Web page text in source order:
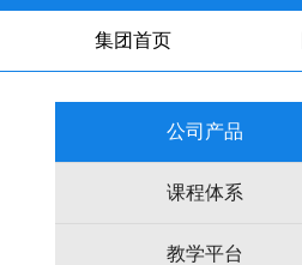
集团首页
公司产品
课程体系
教学平台